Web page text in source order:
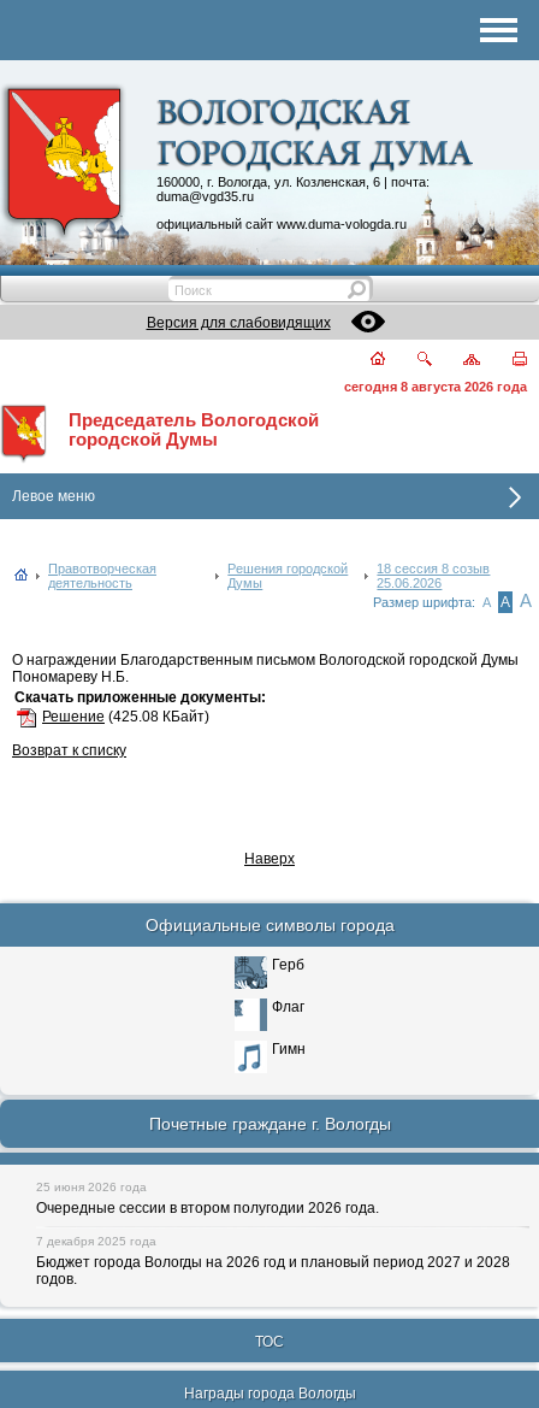
160000, г. Вологда, ул. Козленская, 6 | почта:
duma@vgd35.ru
официальный сайт www.duma-vologda.ru
Контакты
Депутатские объединения
Версия для слабовидящих
сегодня 8 августа 2026 года
Председатель Вологодской
городской Думы
Левое меню
Правотворческая
деятельность
Решения городской
Думы
18 сессия 8 созыв
25.06.2026
Размер шрифта: А А А
О награждении Благодарственным письмом Вологодской городской Думы
Пономареву Н.Б.
Скачать приложенные документы:
Решение (425.08 КБайт)
Возврат к списку
Наверх
Официальные символы города
Герб
Флаг
Гимн
Почетные граждане г. Вологды
25 июня 2026 года
Очередные сессии в втором полугодии 2026 года.
7 декабря 2025 года
Бюджет города Вологды на 2026 год и плановый период 2027 и 2028
годов.
ТОС
Награды города Вологды